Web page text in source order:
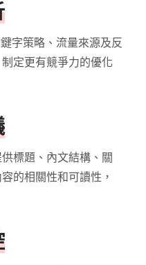
字策略、流量來源及反
定更有競爭力的優化
標題、內文結構、關
的相關性和可讀性，